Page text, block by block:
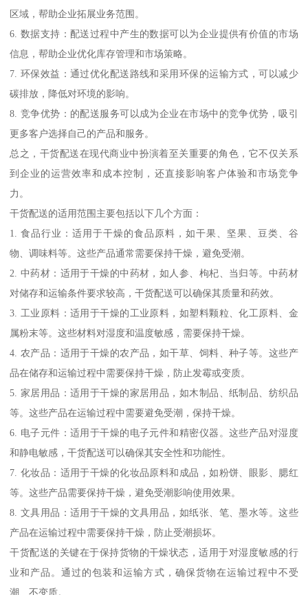
区域，帮助企业拓展业务范围。
6. 数据支持：配送过程中产生的数据可以为企业提供有价值的市场
信息，帮助企业优化库存管理和市场策略。
7. 环保效益：通过优化配送路线和采用环保的运输方式，可以减少
碳排放，降低对环境的影响。
8. 竞争优势：的配送服务可以成为企业在市场中的竞争优势，吸引
更多客户选择自己的产品和服务。
总之，干货配送在现代商业中扮演着至关重要的角色，它不仅关系
到企业的运营效率和成本控制，还直接影响客户体验和市场竞争
力。
干货配送的适用范围主要包括以下几个方面：
1. 食品行业：适用于干燥的食品原料，如干果、坚果、豆类、谷
物、调味料等。这些产品通常需要保持干燥，避免受潮。
2. 中药材：适用于干燥的中药材，如人参、枸杞、当归等。中药材
对储存和运输条件要求较高，干货配送可以确保其质量和药效。
3. 工业原料：适用于干燥的工业原料，如塑料颗粒、化工原料、金
属粉末等。这些材料对湿度和温度敏感，需要保持干燥。
4. 农产品：适用于干燥的农产品，如干草、饲料、种子等。这些产
品在储存和运输过程中需要保持干燥，防止发霉或变质。
5. 家居用品：适用于干燥的家居用品，如木制品、纸制品、纺织品
等。这些产品在运输过程中需要避免受潮，保持干燥。
6. 电子元件：适用于干燥的电子元件和精密仪器。这些产品对湿度
和静电敏感，干货配送可以确保其安全性和功能性。
7. 化妆品：适用于干燥的化妆品原料和成品，如粉饼、眼影、腮红
等。这些产品需要保持干燥，避免受潮影响使用效果。
8. 文具用品：适用于干燥的文具用品，如纸张、笔、墨水等。这些
产品在运输过程中需要保持干燥，防止受潮损坏。
干货配送的关键在于保持货物的干燥状态，适用于对湿度敏感的行
业和产品。通过的包装和运输方式，确保货物在运输过程中不受
潮、不变质。